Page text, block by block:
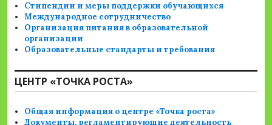
Стипендии и меры поддержки обучающихся
Международное сотрудничество
Организация питания в образовательной
организации
Образовательные стандарты и требования
ЦЕНТР «ТОЧКА РОСТА»
Общая информация о центре «Точка роста»
Документы, регламентирующие деятельность